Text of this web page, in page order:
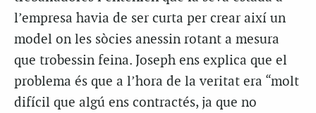
l’empresa havia de ser curta per crear així un
model on les sòcies anessin rotant a mesura
que trobessin feina. Joseph ens explica que el
problema és que a l’hora de la veritat era “molt
difícil que algú ens contractés, ja que no